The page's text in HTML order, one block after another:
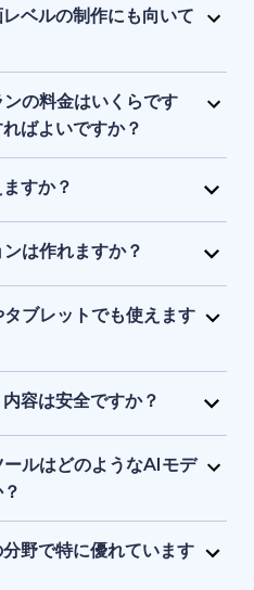
自由に編集できます。ブ
ロジェクトに合わせた調
ベルの制作にも向いて
れたセミカスタム動画に
マティック制作向けでは
を簡素化しますが、ハイ
替とはなりません。
の料金はいくらです
ばよいですか？
から利用でき、料金は動
トレージ容量で変動しま
度が必要な場合にアップ
すか？
ライアント案件、ビジネ
ウェブサイト制作に利用
は作れますか？
で、テキストの指示や参
アルを作成できます。生
ョンにすることも可能で
ブレットでも使えます
は Android と iOS の両方
ブラウザでウエブ版を利
制作・編集が可能です。
容は安全ですか？
は安全なデータ暗号化と
おり、個人情報とプロジ
ァイルはプライベートな
ルはどのようなAIモデ
開発のAIエンジンに加
、Kling 3.0 Omni、
、Nano Banana Pro、
野で特に優れています